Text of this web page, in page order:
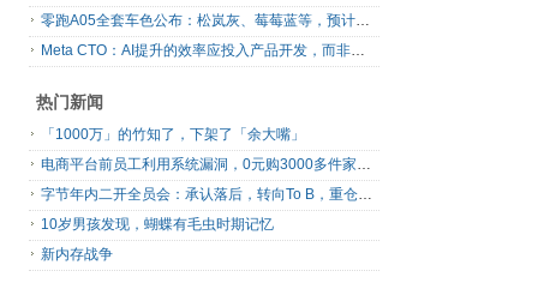
零跑A05全套车色公布：松岚灰、莓莓蓝等，预计明日上市
Meta CTO：AI提升的效率应投入产品开发，而非增加休假
热门新闻
「1000万」的竹知了，下架了「余大嘴」
电商平台前员工利用系统漏洞，0元购3000多件家电！
字节年内二开全员会：承认落后，转向To B，重仓年轻人
10岁男孩发现，蝴蝶有毛虫时期记忆
新内存战争